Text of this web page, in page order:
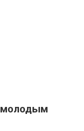
молодым